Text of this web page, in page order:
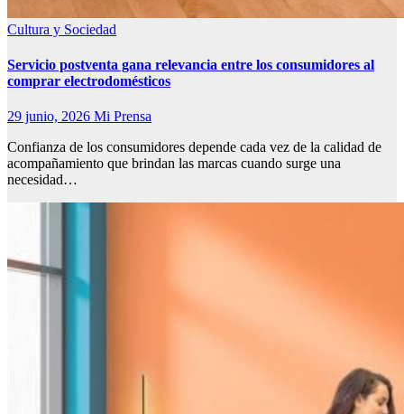
Cultura y Sociedad
Servicio postventa gana relevancia entre los consumidores al
comprar electrodomésticos
29 junio, 2026 Mi Prensa
Confianza de los consumidores depende cada vez de la calidad de
acompañamiento que brindan las marcas cuando surge una
necesidad…